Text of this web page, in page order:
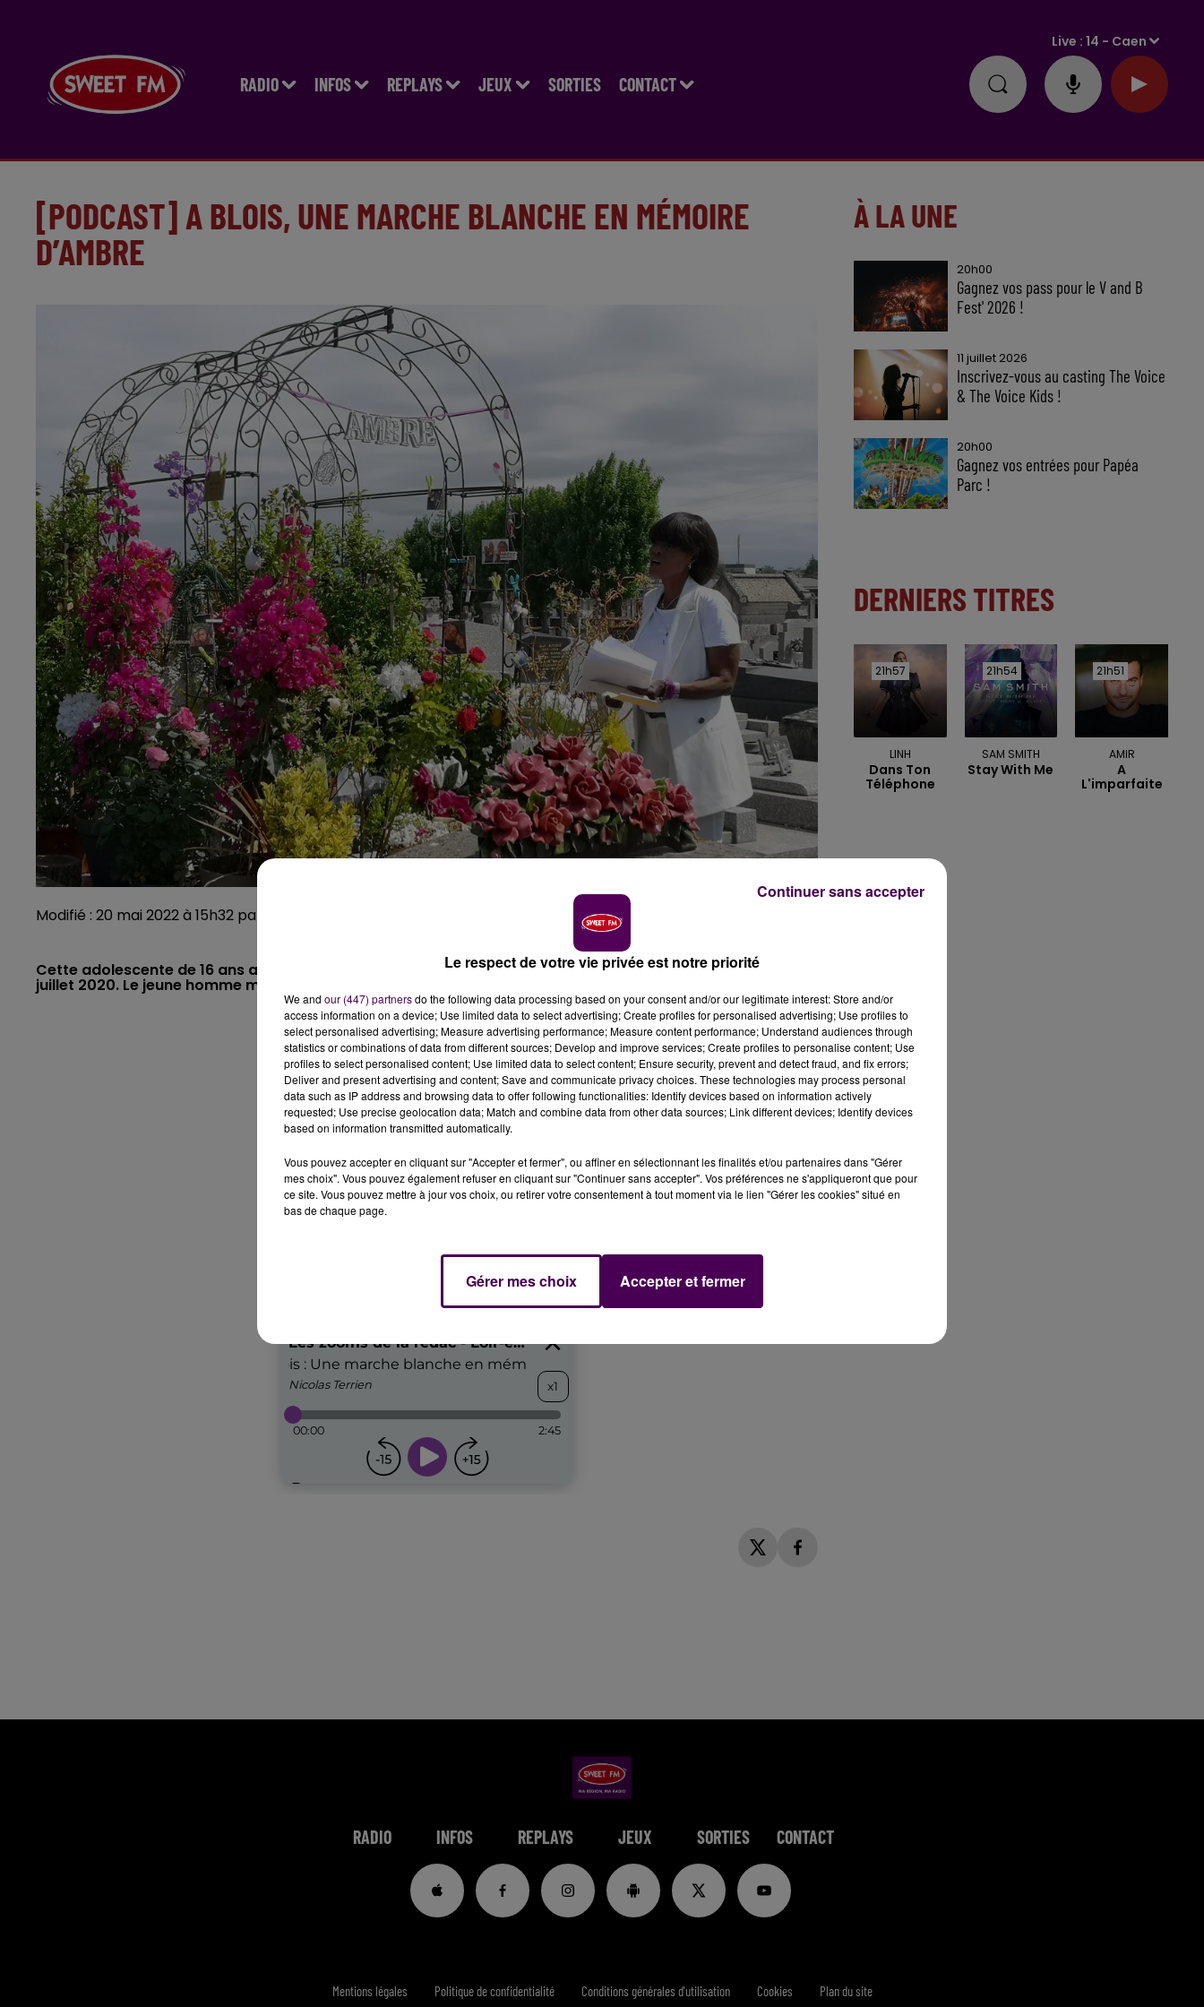
RADIO INFOS REPLAYS JEUX SORTIES CONTACT
Live :14 - Caen
[PODCAST] A BLOIS, UNE MARCHE BLANCHE EN MÉMOIRE
D’AMBRE
Modifié : 20 mai 2022 à 15h32 par Nicolas Terrien
Cette adolescente de 16 ans a perdu la vie à la suite d’un accident de la route survenu près de Blois en
juillet 2020. Le jeune homme mineur qui conduisait la voiture a comparu devant le tribunal ce jeudi 19 mai.
À LA UNE
20h00
Gagnez vos pass pour le V and B
Fest' 2026 !
11 juillet 2026
Inscrivez-vous au casting The Voice
& The Voice Kids !
20h00
Gagnez vos entrées pour Papéa
Parc !
DERNIERS TITRES
21h57
21h57
LINH
Dans Ton
Téléphone
21h54
21h54
SAM SMITH
Stay With Me
21h51
21h51
AMIR
A
L'imparfaite
RADIO INFOS REPLAYS JEUX SORTIES CONTACT
Mentions légales Politique de confidentialité Conditions générales d'utilisation Cookies Plan du site
Le respect de votre vie privée est notre priorité
We and our (447) partnersdo the following data processing based on your consent and/or our legitimate interest: Store and/or
access information on a device; Use limited data to select advertising; Create profiles for personalised advertising; Use profiles to
select personalised advertising; Measure advertising performance; Measure content performance; Understand audiences through
statistics or combinations of data from different sources; Develop and improve services; Create profiles to personalise content; Use
profiles to select personalised content; Use limited data to select content; Ensure security, prevent and detect fraud, and fix errors;
Deliver and present advertising and content; Save and communicate privacy choices. These technologies may process personal
data such as IP address and browsing data to offer following functionalities: Identify devices based on information actively
requested; Use precise geolocation data; Match and combine data from other data sources; Link different devices; Identify devices
based on information transmitted automatically.
Vous pouvez accepter en cliquant sur "Accepter et fermer", ou affiner en sélectionnant les finalités et/ou partenaires dans "Gérer
mes choix". Vous pouvez également refuser en cliquant sur "Continuer sans accepter". Vos préférences ne s'appliqueront que pour
ce site. Vous pouvez mettre à jour vos choix, ou retirer votre consentement à tout moment via le lien "Gérer les cookies" situé en
bas de chaque page.
Gérer mes choix Accepter et fermer
Continuer sans accepter